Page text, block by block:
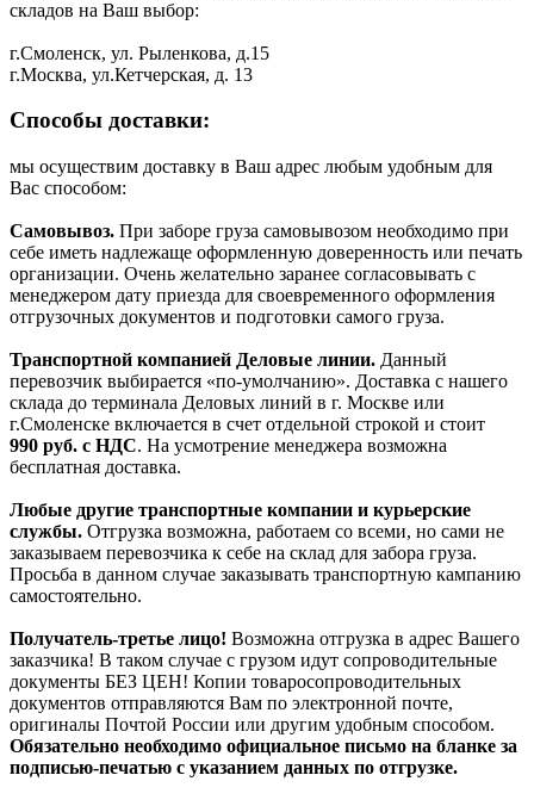
складов на Ваш выбор:
г.Смоленск, ул. Рыленкова, д.15
г.Москва, ул.Кетчерская, д. 13
Способы доставки:
мы осуществим доставку в Ваш адрес любым удобным для
Вас способом:
Самовывоз. При заборе груза самовывозом необходимо при
себе иметь надлежаще оформленную доверенность или печать
организации. Очень желательно заранее согласовывать с
менеджером дату приезда для своевременного оформления
отгрузочных документов и подготовки самого груза.
Транспортной компанией Деловые линии. Данный
перевозчик выбирается «по-умолчанию». Доставка с нашего
склада до терминала Деловых линий в г. Москве или
г.Смоленске включается в счет отдельной строкой и стоит
990 руб. с НДС. На усмотрение менеджера возможна
бесплатная доставка.
Любые другие транспортные компании и курьерские
службы. Отгрузка возможна, работаем со всеми, но сами не
заказываем перевозчика к себе на склад для забора груза.
Просьба в данном случае заказывать транспортную кампанию
самостоятельно.
Получатель-третье лицо! Возможна отгрузка в адрес Вашего
заказчика! В таком случае с грузом идут сопроводительные
документы БЕЗ ЦЕН! Копии товаросопроводительных
документов отправляются Вам по электронной почте,
оригиналы Почтой России или другим удобным способом.
Обязательно необходимо официальное письмо на бланке за
подписью-печатью с указанием данных по отгрузке.